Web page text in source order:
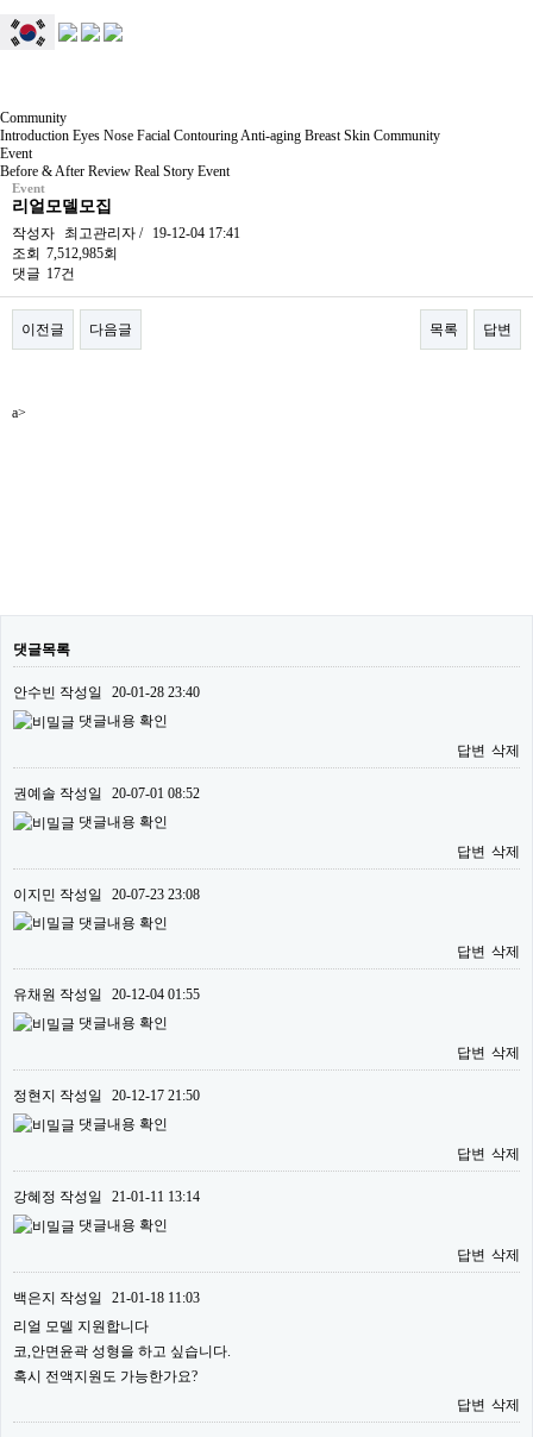
Community
Introduction Eyes Nose Facial ContouringAnti-aging Breast Skin Community
Event
Before & After Review Real Story Event
Event
리얼모델모집
작성자 최고관리자 / 19-12-04 17:41
조회 7,512,985회
댓글 17건
이전글 다음글 목록 답변
a>
댓글목록
안수빈 작성일
20-01-28 23:40
댓글내용 확인
답변 삭제
권예솔 작성일
20-07-01 08:52
댓글내용 확인
답변 삭제
이지민 작성일
20-07-23 23:08
댓글내용 확인
답변 삭제
유채원 작성일
20-12-04 01:55
댓글내용 확인
답변 삭제
정현지 작성일
20-12-17 21:50
댓글내용 확인
답변 삭제
강혜정 작성일
21-01-11 13:14
댓글내용 확인
답변 삭제
백은지 작성일
21-01-18 11:03
리얼 모델 지원합니다
코,안면윤곽 성형을 하고 싶습니다.
혹시 전액지원도 가능한가요?
답변 삭제